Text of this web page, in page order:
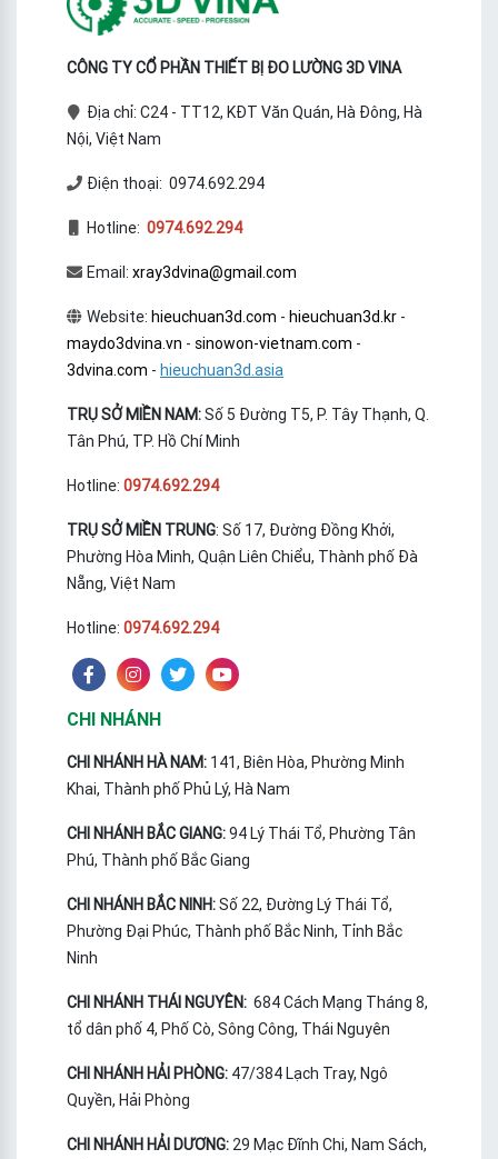
CÔNG TY CỔ PHẦN THIẾT BỊ ĐO LƯỜNG 3D VINA
Địa chỉ: C24 - TT12, KĐT Văn Quán, Hà Đông, Hà
Nội, Việt Nam
Điện thoại: 0974.692.294
Hotline: 0974.692.294
Email: xray3dvina@gmail.com
Website: hieuchuan3d.com - hieuchuan3d.kr-
maydo3dvina.vn - sinowon-vietnam.com -
3dvina.com - hieuchuan3d.asia
TRỤ SỞ MIỀN NAM:Số 5 Đường T5, P. Tây Thạnh, Q.
Tân Phú, TP. Hồ Chí Minh
Hotline: 0974.692.294
TRỤ SỞ MIỀN TRUNG: Số 17, Đường Đồng Khởi,
Phường Hòa Minh, Quận Liên Chiểu, Thành phố Đà
Nẵng, Việt Nam
Hotline: 0974.692.294
CHI NHÁNH
CHI NHÁNH HÀ NAM: 141, Biên Hòa, Phường Minh
Khai, Thành phố Phủ Lý, Hà Nam
CHI NHÁNH BẮC GIANG:94 Lý Thái Tổ, Phường Tân
Phú, Thành phố Bắc Giang
CHI NHÁNH BẮC NINH:Số 22, Đường Lý Thái Tổ,
Phường Đại Phúc, Thành phố Bắc Ninh, Tỉnh Bắc
Ninh
CHI NHÁNH THÁI NGUYÊN: 684 Cách Mạng Tháng 8,
tổ dân phố 4, Phố Cò, Sông Công, Thái Nguyên
CHI NHÁNH HẢI PHÒNG: 47/384 Lạch Tray, Ngô
Quyền, Hải Phòng
CHI NHÁNH HẢI DƯƠNG: 29 Mạc Đĩnh Chi, Nam Sách,